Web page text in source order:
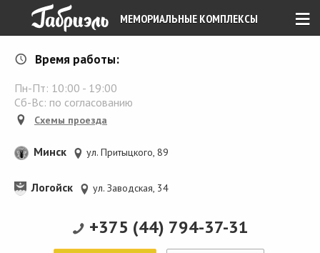
≡
МЕМОРИАЛЬНЫЕ КОМПЛЕКСЫ
Время работы:
Пн-Пт: 10:00 - 19:00
Сб-Вс: по согласованию
Схемы проезда
Минск ул. Притыцкого, 89
Логойск ул. Заводская, 34
+375 (44) 794-37-31